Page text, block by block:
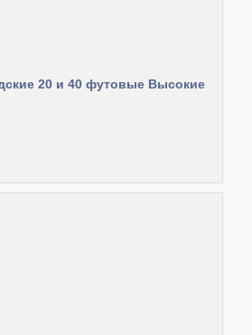
20 и 40 футовые Высокие